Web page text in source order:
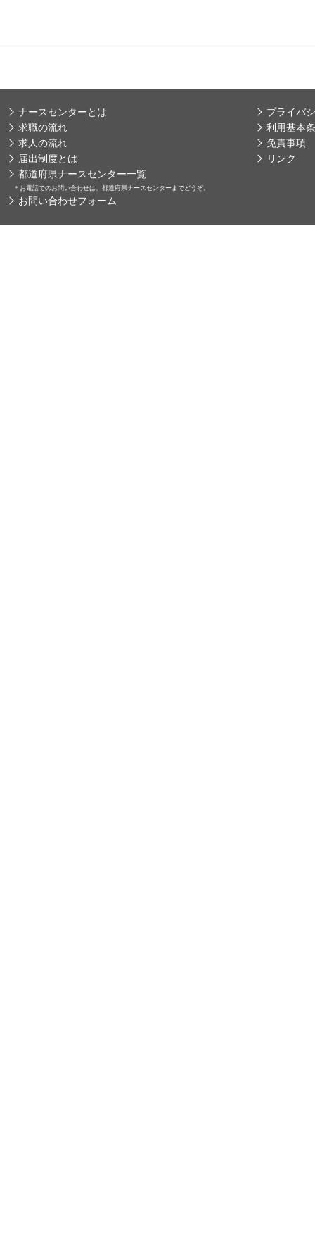
ナースセンターとは
求職の流れ
求人の流れ
届出制度とは
都道府県ナースセンター一覧
＊ お電話でのお問い合わせは、都道府県ナースセンターまでどうぞ。
お問い合わせフォーム
プライバ
利用基本
免責事項
リンク